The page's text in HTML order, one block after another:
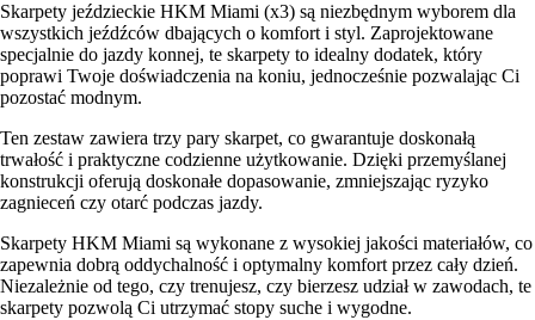
Skarpety jeździeckie HKM Miami (x3) są niezbędnym wyborem dla
wszystkich jeźdźców dbających o komfort i styl. Zaprojektowane
specjalnie do jazdy konnej, te skarpety to idealny dodatek, który
poprawi Twoje doświadczenia na koniu, jednocześnie pozwalając Ci
pozostać modnym.
Ten zestaw zawiera trzy pary skarpet, co gwarantuje doskonałą
trwałość i praktyczne codzienne użytkowanie. Dzięki przemyślanej
konstrukcji oferują doskonałe dopasowanie, zmniejszając ryzyko
zagnieceń czy otarć podczas jazdy.
Skarpety HKM Miami są wykonane z wysokiej jakości materiałów, co
zapewnia dobrą oddychalność i optymalny komfort przez cały dzień.
Niezależnie od tego, czy trenujesz, czy bierzesz udział w zawodach, te
skarpety pozwolą Ci utrzymać stopy suche i wygodne.